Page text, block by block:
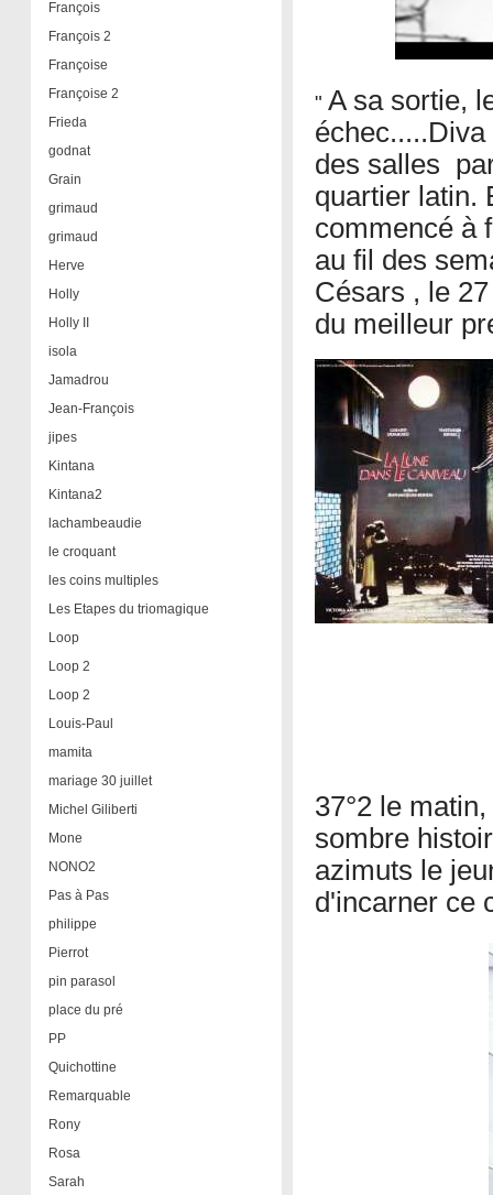
François
François 2
Françoise
Françoise 2
Frieda
godnat
Grain
grimaud
grimaud
Herve
Holly
Holly II
isola
Jamadrou
Jean-François
jipes
Kintana
Kintana2
lachambeaudie
le croquant
les coins multiples
Les Etapes du triomagique
Loop
Loop 2
Loop 2
Louis-Paul
mamita
mariage 30 juillet
Michel Giliberti
Mone
NONO2
Pas à Pas
philippe
Pierrot
pin parasol
place du pré
PP
Quichottine
Remarquable
Rony
Rosa
Sarah
" A sa sortie,
des salles
quartier latin.
commencé à
au fil des
Césars , le
du meilleur
37°2 le
sombre
azimuts le
d'incarner ce